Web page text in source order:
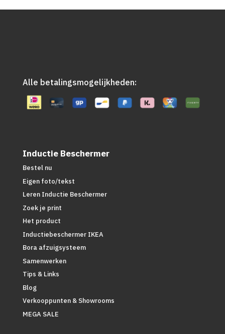
Alle betalingsmogelijkheden:
Inductie Beschermer
Bestel nu
Eigen foto/tekst
Leren Inductie Beschermer
Zoek je print
Het product
Inductiebeschermer IKEA
Bora afzuigsysteem
Samenwerken
Tips & Links
Blog
Verkooppunten & Showrooms
MEGA SALE